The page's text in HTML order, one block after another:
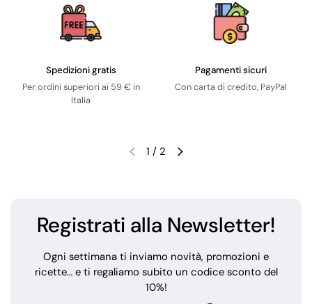
Spedizioni gratis
Per ordini superiori ai 59 € in
Italia
Pagamenti sicuri
Con carta di credito, PayPal
1 / 2
Registrati alla Newsletter!
Ogni settimana ti inviamo novità, promozioni e
ricette… e ti regaliamo subito un codice sconto del
10%!